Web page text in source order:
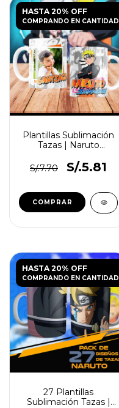
HASTA 20% OFF
COMPRANDO EN CANTIDAD
Plantillas Sublimación
Tazas | Naruto
S/.7.70
S/.5.81
HASTA 20% OFF
COMPRANDO EN CANTIDAD
27 Plantillas
Sublimación Tazas |